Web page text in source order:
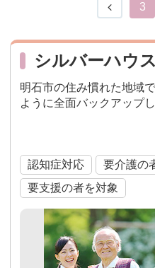
3
シルバーハウ
明石市の住み慣れた地域
ように全面バックアップし
認知症対応
要介護の
要支援の者を対象